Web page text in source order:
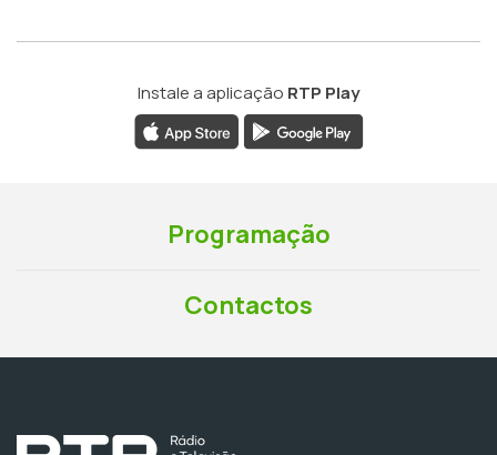
Instale a aplicação RTP Play
Programação
Contactos